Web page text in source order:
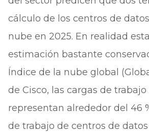
cálculo de los centros de
nube en 2025. En realidad
estimación bastante
Índice de la nube global
de Cisco, las cargas de
representan alrededor del 46
de trabajo de centros de